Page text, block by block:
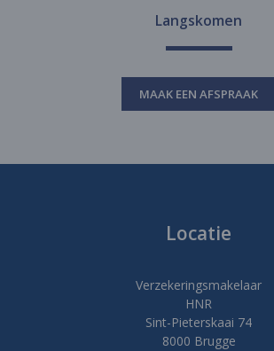
Langskomen
MAAK EEN AFSPRAAK
Locatie
Verzekeringsmakelaar
HNR
Sint-Pieterskaai 74
8000 Brugge